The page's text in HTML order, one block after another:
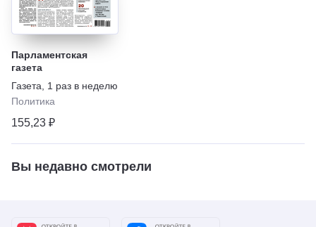
Парламентская
газета
Газета
1 раз в неделю
Политика
155,23 ₽
Вы недавно смотрели